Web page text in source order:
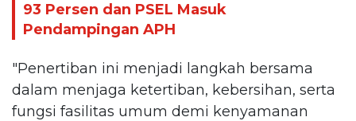
93 Persen dan PSEL Masuk
Pendampingan APH
"Penertiban ini menjadi langkah bersama
dalam menjaga ketertiban, kebersihan, serta
fungsi fasilitas umum demi kenyamanan